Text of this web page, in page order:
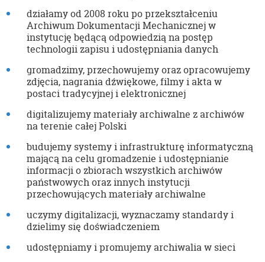
działamy od 2008 roku po przekształceniu
Archiwum Dokumentacji Mechanicznej w
instytucję będącą odpowiedzią na postęp
technologii zapisu i udostępniania danych
gromadzimy, przechowujemy oraz opracowujemy
zdjęcia, nagrania dźwiękowe, filmy i akta w
postaci tradycyjnej i elektronicznej
digitalizujemy materiały archiwalne z archiwów
na terenie całej Polski
budujemy systemy i infrastrukturę informatyczną
mającą na celu gromadzenie i udostępnianie
informacji o zbiorach wszystkich archiwów
państwowych oraz innych instytucji
przechowujących materiały archiwalne
uczymy digitalizacji, wyznaczamy standardy i
dzielimy się doświadczeniem
udostępniamy i promujemy archiwalia w sieci